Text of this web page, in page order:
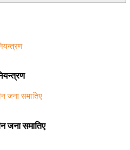
जना समातिए